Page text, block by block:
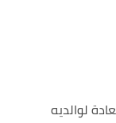
لوالديه